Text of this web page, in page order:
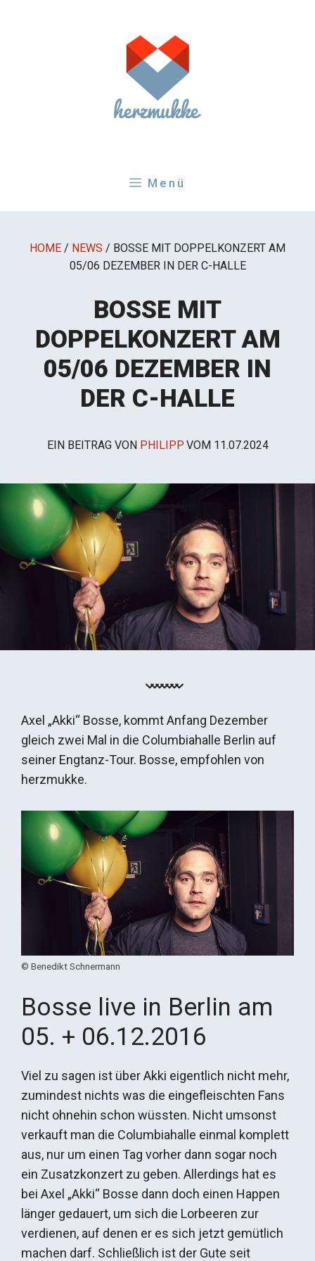
Menü
HOME / NEWS / BOSSE MIT DOPPELKONZERT AM
05/06 DEZEMBER IN DER C-HALLE
BOSSE MIT
DOPPELKONZERT AM
05/06 DEZEMBER IN
DER C-HALLE
EIN BEITRAG VON PHILIPP VOM 11.07.2024
Axel „Akki“ Bosse, kommt Anfang Dezember
gleich zwei Mal in die Columbiahalle Berlin auf
seiner Engtanz-Tour. Bosse, empfohlen von
herzmukke.
© Benedikt Schnermann
Bosse live in Berlin am
05. + 06.12.2016
Viel zu sagen ist über Akki eigentlich nicht mehr,
zumindest nichts was die eingefleischten Fans
nicht ohnehin schon wüssten. Nicht umsonst
verkauft man die Columbiahalle einmal komplett
aus, nur um einen Tag vorher dann sogar noch
ein Zusatzkonzert zu geben. Allerdings hat es
bei Axel „Akki“ Bosse dann doch einen Happen
länger gedauert, um sich die Lorbeeren zur
verdienen, auf denen er es sich jetzt gemütlich
machen darf. Schließlich ist der Gute seit